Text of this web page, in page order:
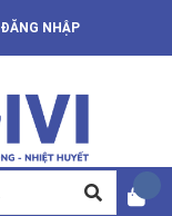
ĐĂNG NHẬP